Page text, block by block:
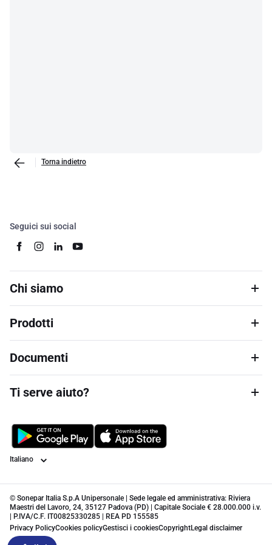
Torna indietro
Seguici sui social
Chi siamo
Prodotti
Documenti
Ti serve aiuto?
Lingua
© Sonepar Italia S.p.A Unipersonale | Sede legale ed amministrativa: Riviera
Maestri del Lavoro, 24, 35127 Padova (PD) | Capitale Sociale € 28.000.000 i.v.
| P.IVA/C.F. IT00825330285 | REA PD 155585
Privacy PolicyCookies policyGestisci i cookiesCopyrightLegal disclaimer